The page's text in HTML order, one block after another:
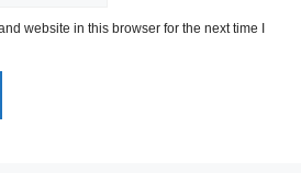
website in this browser for the next time I